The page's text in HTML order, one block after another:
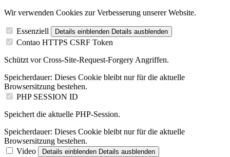
Wir verwenden Cookies zur Verbesserung unserer Website.
Essenziell Details einblenden Details ausblenden
Contao HTTPS CSRF Token
Schützt vor Cross-Site-Request-Forgery Angriffen.
Speicherdauer: Dieses Cookie bleibt nur für die aktuelle
Browsersitzung bestehen.
PHP SESSION ID
Speichert die aktuelle PHP-Session.
Speicherdauer: Dieses Cookie bleibt nur für die aktuelle
Browsersitzung bestehen.
Video
Details einblenden Details ausblenden